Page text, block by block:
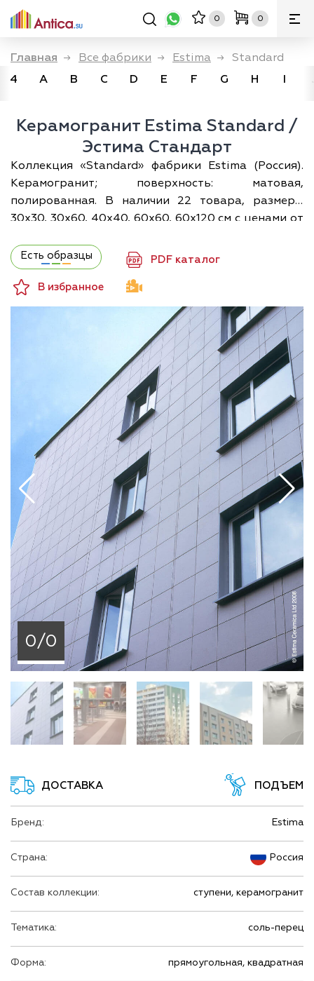
0 0
Главная → Все фабрики → Estima → Standard
4
A B C D E F G H I
Керамогранит Estima Standard /
Эстима Стандарт
Коллекция «Standard» фабрики Estima (Россия).
Керамогранит; поверхность: матовая,
полированная. В наличии 22 товара, размеры
30х30, 30х60, 40х40, 60х60, 60х120 см с ценами от
для коридора, для крыльца, для кухни, для
общественных помещений, для улицы, для фасада.
Доставка по Москве и всей России; при покупке —
дизайн-проект раскладки в подарок.
Есть образцы PDF каталог
В избранное
0/0
ДОСТАВКА ПОДЪЕМ
Бренд: Estima
Страна: Россия
Состав коллекции: ступени, керамогранит
Тематика: соль-перец
Форма: прямоугольная, квадратная